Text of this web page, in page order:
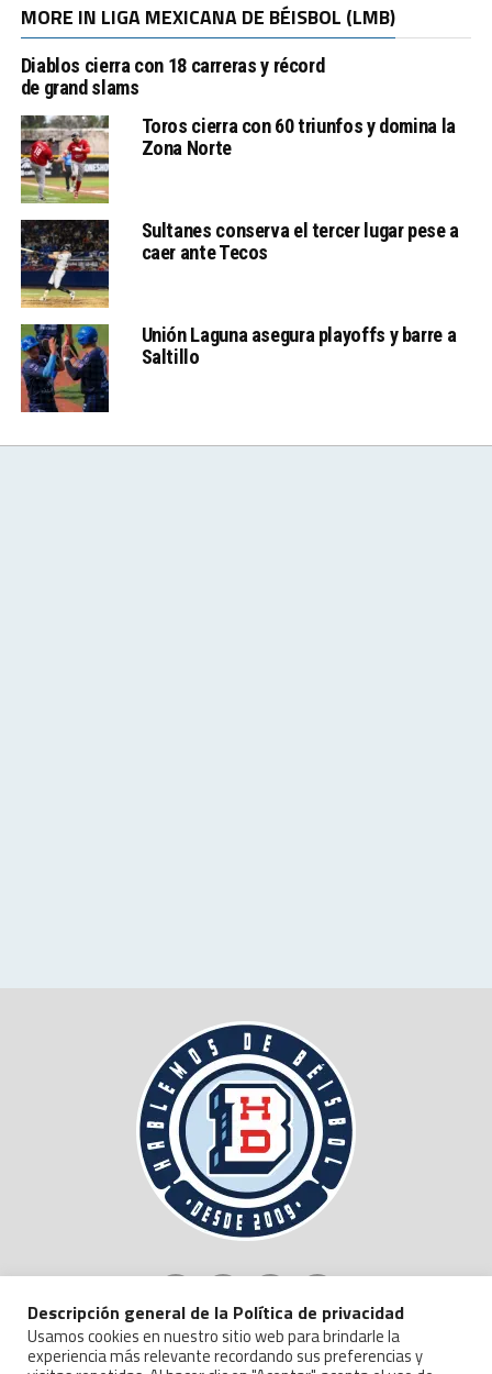
MORE IN LIGA MEXICANA DE BÉISBOL (LMB)
Diablos cierra con 18 carreras y récord
de grand slams
Toros cierra con 60 triunfos y domina la
Zona Norte
Sultanes conserva el tercer lugar pese a
caer ante Tecos
Unión Laguna asegura playoffs y barre a
Saltillo
Descripción general de la Política de privacidad
Usamos cookies en nuestro sitio web para brindarle la
experiencia más relevante recordando sus preferencias y